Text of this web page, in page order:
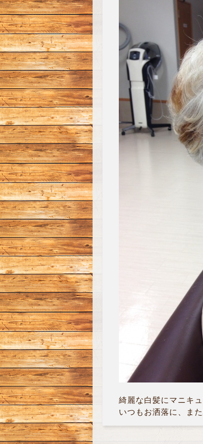
綺麗な白髪にマニキ
いつもお洒落に、ま